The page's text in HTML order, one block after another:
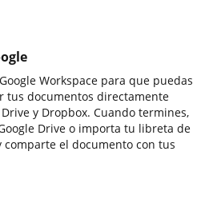
Workspace para que puedas
tus documentos directamente
y Dropbox. Cuando termines,
Drive o importa tu libreta de
comparte el documento con tus